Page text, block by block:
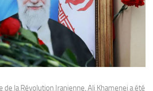
de la Révolution Iranienne, Ali Khamenei a été